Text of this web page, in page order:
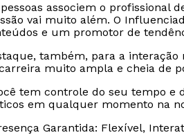
associem o profissional
vai muito além. O
e um promotor de
também, para a
muito ampla e cheia de
tem controle do seu tempo e
em qualquer momento na
Garantida: Flexível,